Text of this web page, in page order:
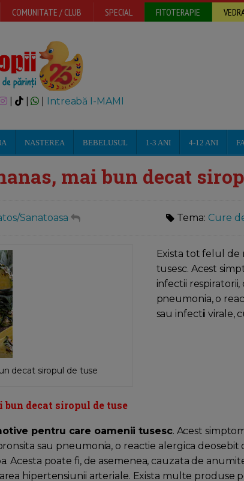
COMUNITATE / CLUB SPECIAL FITOTERAPIE
| Intreabă I-MAMI
NASTEREA BEBELUSUL 1-3 ANI 4-12 ANI
mai bun decat
Sanatoasa Tema: Cure
decat siropul de tuse
Exista tot felul de
tusesc. Acest
infectii
pneumonia, o
sau infectii virale,
bun decat siropul de tuse
pentru care oamenii tusesc. Acest
sau pneumonia, o reactie alergica deosebit
Acesta poate fi, de asemenea, cauzata de
hipertensiunii arteriale. Exista multe produse